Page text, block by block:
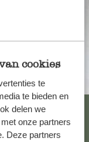
cookies
te
te bieden en
delen we
onze partners
Deze partners